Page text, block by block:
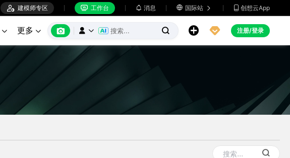
 建模师专区  工作台  消息  国际站   创想云App
 更多        注册/登录